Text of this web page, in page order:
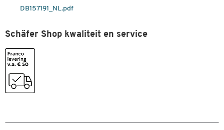
Totale dikte (µ)
Kleur
Afmetingen
DB157191_NL.pdf
Schäfer Shop kwaliteit en service